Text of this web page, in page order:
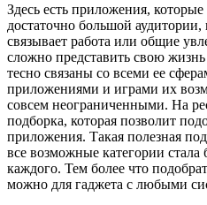
Здесь есть приложения,
достаточно большой аудитории,
связывает работа или общие
сложно представить свою
тесно связаны со всеми ее
приложениями и играми их
совсем неограниченными. На
подборка, которая позволит
приложения. Такая полезная
все возможные категории стала
каждого. Тем более что
можно для гаджета с любыми